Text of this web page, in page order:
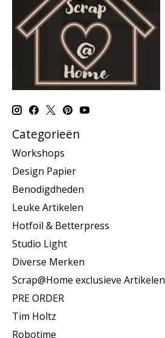
Categorieën
Workshops
Design Papier
Benodigdheden
Leuke Artikelen
Hotfoil & Betterpress
Studio Light
Diverse Merken
Scrap@Home exclusieve Artikelen
PRE ORDER
Tim Holtz
Robotime